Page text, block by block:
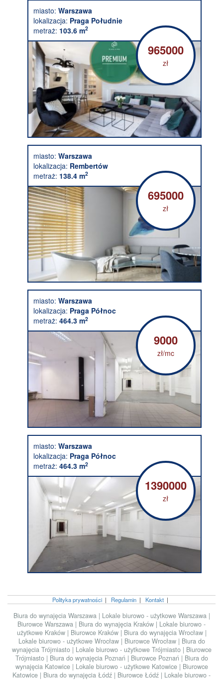
miasto: Warszawa
lokalizacja: Praga Południe
metraż: 103.6 m2
965000
zł
miasto: Warszawa
lokalizacja: Rembertów
metraż: 138.4 m2
695000
zł
miasto: Warszawa
lokalizacja: Praga Północ
metraż: 464.3 m2
9000
zł/mc
miasto: Warszawa
lokalizacja: Praga Północ
metraż: 464.3 m2
1390000
zł
Polityka prywatności| Regulamin| Kontakt|
Biura do wynajęcia Warszawa | Lokale biurowo - użytkowe Warszawa |
Biurowce Warszawa | Biura do wynajęcia Kraków | Lokale biurowo -
użytkowe Kraków | Biurowce Kraków | Biura do wynajęcia Wrocław |
Lokale biurowo - użytkowe Wrocław | Biurowce Wrocław | Biura do
wynajęcia Trójmiasto | Lokale biurowo - użytkowe Trójmiasto | Biurowce
Trójmiasto | Biura do wynajęcia Poznań | Biurowce Poznań | Biura do
wynajęcia Katowice | Lokale biurowo - użytkowe Katowice | Biurowce
Katowice | Biura do wynajęcia Łódź | Biurowce Łódź | Lokale biurowo -